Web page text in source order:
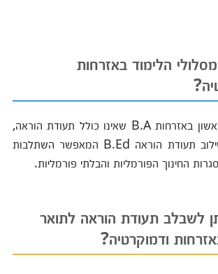
הלימוד באזרחות
ניתן ללמוד תואר ראשון באזרחות B.A שאינו כולל תעודת הוראה,
או תואר ראשון בשילוב תעודת הוראה B.Ed המאפשר השתלבות
החינוך הפורמליות והבלתי פורמליות.
לשבלב תעודת הוראה לתואר
ודמוקרטיה?